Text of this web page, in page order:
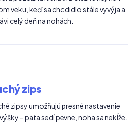
veku, keď sa chodidlo stále vyvýja a
celý deň na nohách.
zips
zipsy umožňujú presné nastavenie
– päta sedí pevne, noha sa nekĺže.